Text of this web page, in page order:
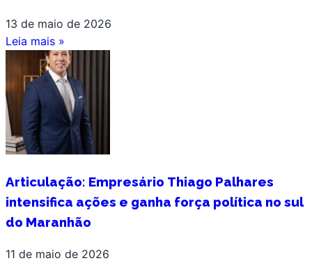
13 de maio de 2026
Leia mais »
Articulação: Empresário Thiago Palhares
intensifica ações e ganha força política no sul
do Maranhão
11 de maio de 2026